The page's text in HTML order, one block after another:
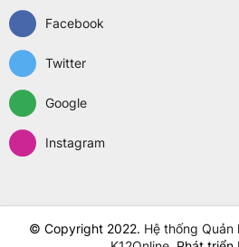
Facebook
Twitter
Google
Instagram
© Copyright 2022. Hệ thống